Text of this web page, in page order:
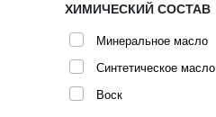
ХИМИЧЕСКИЙ СОСТАВ
Минеральное масло
Синтетическое масло
Воск